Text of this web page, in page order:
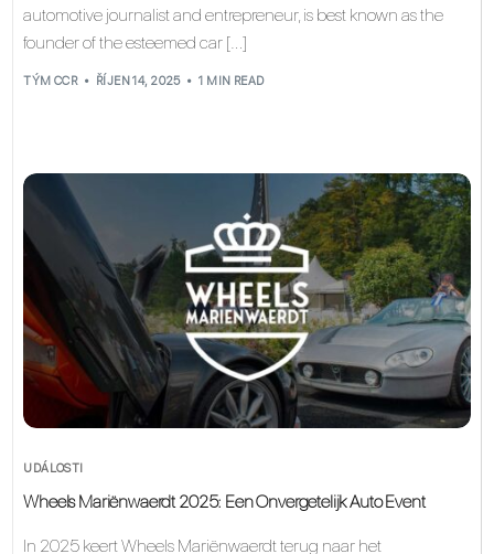
automotive journalist and entrepreneur, is best known as the
founder of the esteemed car […]
TÝM CCR ŘÍJEN 14, 2025 1 MIN READ
UDÁLOSTI
Wheels Mariënwaerdt 2025: Een Onvergetelijk Auto Event
In 2025 keert Wheels Mariënwaerdt terug naar het